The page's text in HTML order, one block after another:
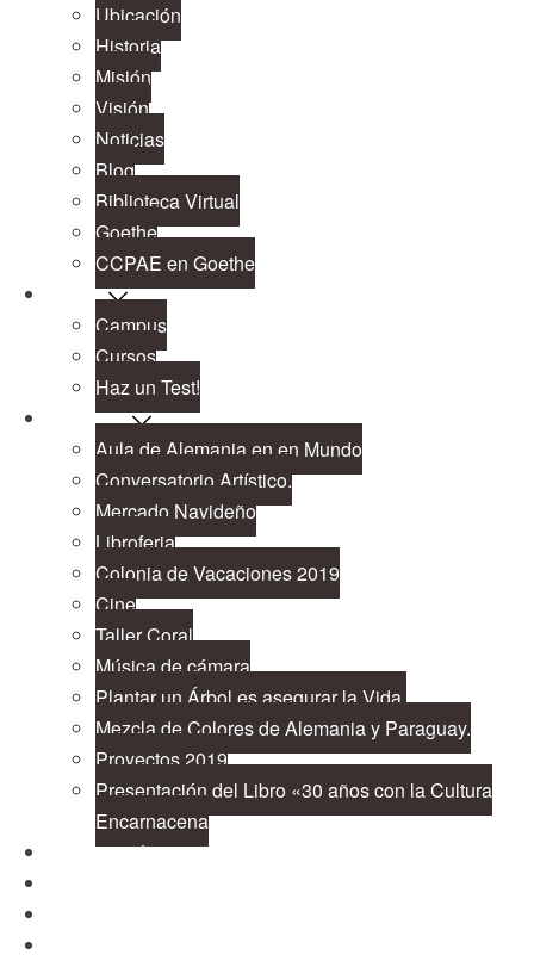
Ubicación
Historia
Misión
Visión
Noticias
Blog
Biblioteca Virtual
Goethe
CCPAE en Goethe
Cursos
Campus
Cursos
Haz un Test!
Proyectos
Aula de Alemania en en Mundo
Conversatorio Artístico.
Mercado Navideño
Libroferia
Colonia de Vacaciones 2019
Cine
Taller Coral
Música de cámara
Plantar un Árbol es asegurar la Vida.
Mezcla de Colores de Alemania y Paraguay.
Proyectos 2019
Presentación del Libro «30 años con la Cultura
Encarnacena
Cooperación